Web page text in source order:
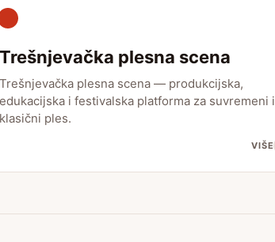
Trešnjevačka plesna scena
Trešnjevačka plesna scena — produkcijska,
edukacijska i festivalska platforma za suvremeni i
klasični ples.
VIŠE